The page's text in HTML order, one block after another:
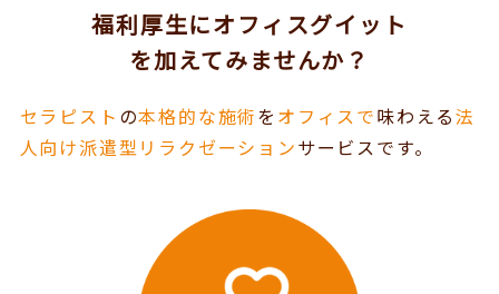
福利厚生にオフィスグイット
を加えてみませんか？
セラピスト の本格的な施術を オフィスで味わえる法
人向け派遣型リラクゼーションサービスです。